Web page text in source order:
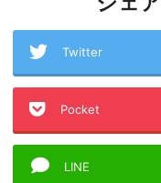
Twitter
Pocket
LINE